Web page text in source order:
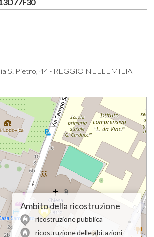
S. Pietro, 44 - REGGIO NELL'EMILIA
Ambito della ricostruzione
ricostruzione pubblica
ricostruzione delle abitazioni